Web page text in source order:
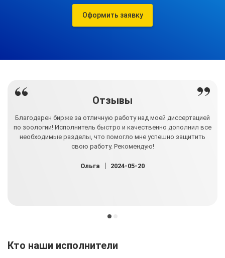
Оформить заявку
Отзывы
Благодарен бирже за отличную работу над моей диссертацией
по зоологии! Исполнитель быстро и качественно дополнил все
необходимые разделы, что помогло мне успешно защитить
свою работу. Рекомендую!
Ольга 2024-05-20
Кто наши исполнители